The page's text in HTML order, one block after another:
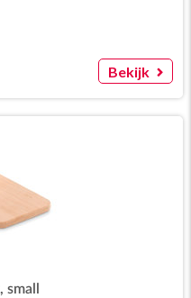
Bekijk